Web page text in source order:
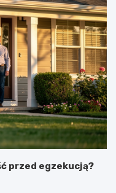
przed egzekucją?